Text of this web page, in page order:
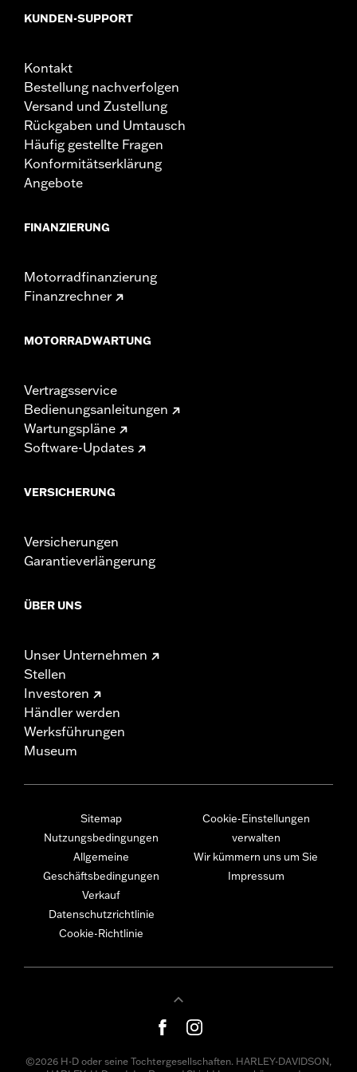
KUNDEN-SUPPORT
Kontakt
Bestellung nachverfolgen
Versand und Zustellung
Rückgaben und Umtausch
Häufig gestellte Fragen
Konformitätserklärung
Angebote
FINANZIERUNG
Motorradfinanzierung
Finanzrechner
MOTORRADWARTUNG
Vertragsservice
Bedienungsanleitungen
Wartungspläne
Software-Updates
VERSICHERUNG
Versicherungen
Garantieverlängerung
ÜBER UNS
Unser Unternehmen
Stellen
Investoren
Händler werden
Werksführungen
Museum
Sitemap
Nutzungsbedingungen
Allgemeine
Geschäftsbedingungen
Verkauf
Datenschutzrichtlinie
Cookie-Richtlinie
Cookie-Einstellungen
verwalten
Wir kümmern uns um Sie
Impressum
©2026 H-D oder seine Tochtergesellschaften. HARLEY-DAVIDSON,